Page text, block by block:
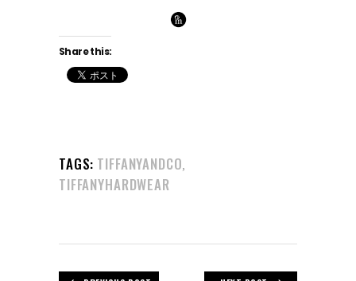
Share this:
TAGS: TIFFANYANDCO,
TIFFANYHARDWEAR